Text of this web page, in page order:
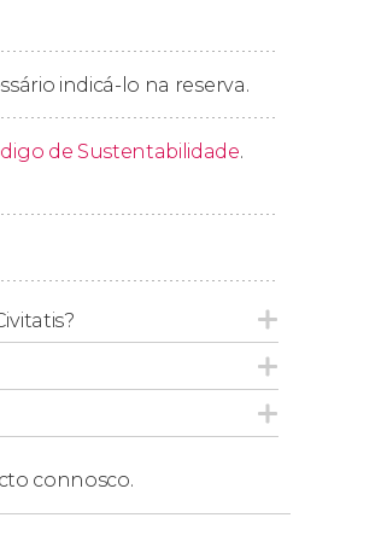
pode subir em qualquer
português.
outro em inglês.
indicá-lo na reserva.
de Sustentabilidade.
connosco.